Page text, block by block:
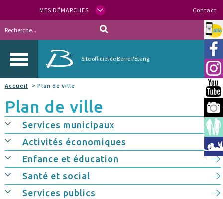
MES DÉMARCHES Contact
Site officiel de Berre l'Étang
Allo
Accueil > Plan de ville
Plan de ville
Services municipaux
Activités économiques
Enfance et éducation
Santé et social
Services publics